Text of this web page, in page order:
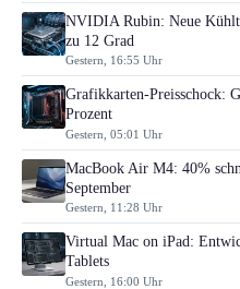
NVIDIA Rubin: Neue
zu 12 Grad
Gestern, 16:55 Uhr
Grafikkarten-Preisschock:
Prozent
Gestern, 05:01 Uhr
MacBook Air M4: 40%
September
Gestern, 11:28 Uhr
Virtual Mac on iPad:
Tablets
Gestern, 16:00 Uhr